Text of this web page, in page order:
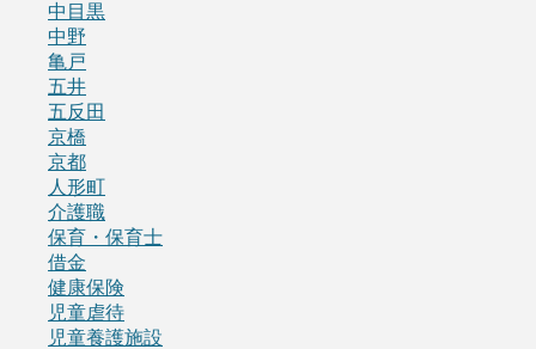
中目黒
中野
亀戸
五井
五反田
京橋
京都
人形町
介護職
保育・保育士
借金
健康保険
児童虐待
児童養護施設